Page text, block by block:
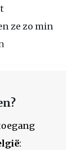
ze zo min
: